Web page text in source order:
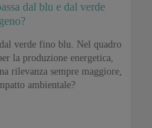
dal blu e dal verde
verde fino blu. Nel quadro
la produzione energetica,
rilevanza sempre maggiore,
ambientale?